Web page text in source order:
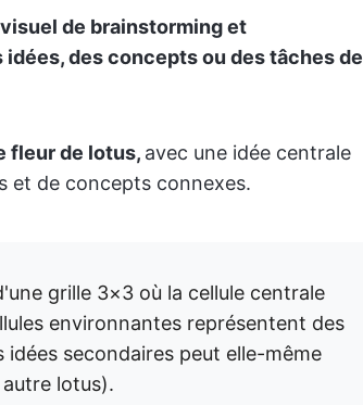
de brainstorming et
des concepts ou des tâches de
fleur de lotus, avec une idée centrale
et de concepts connexes.
grille 3×3 où la cellule centrale
environnantes représentent des
idées secondaires peut elle-même
lotus).